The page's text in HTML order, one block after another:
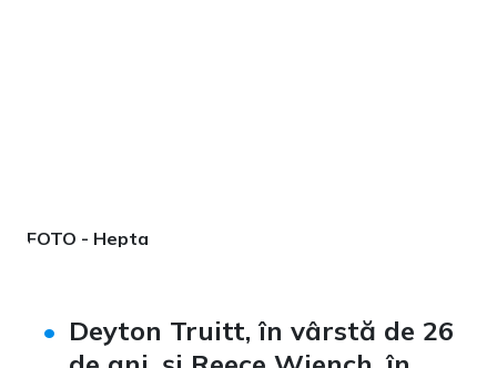
FOTO - Hepta
Deyton Truitt, în vârstă de 26